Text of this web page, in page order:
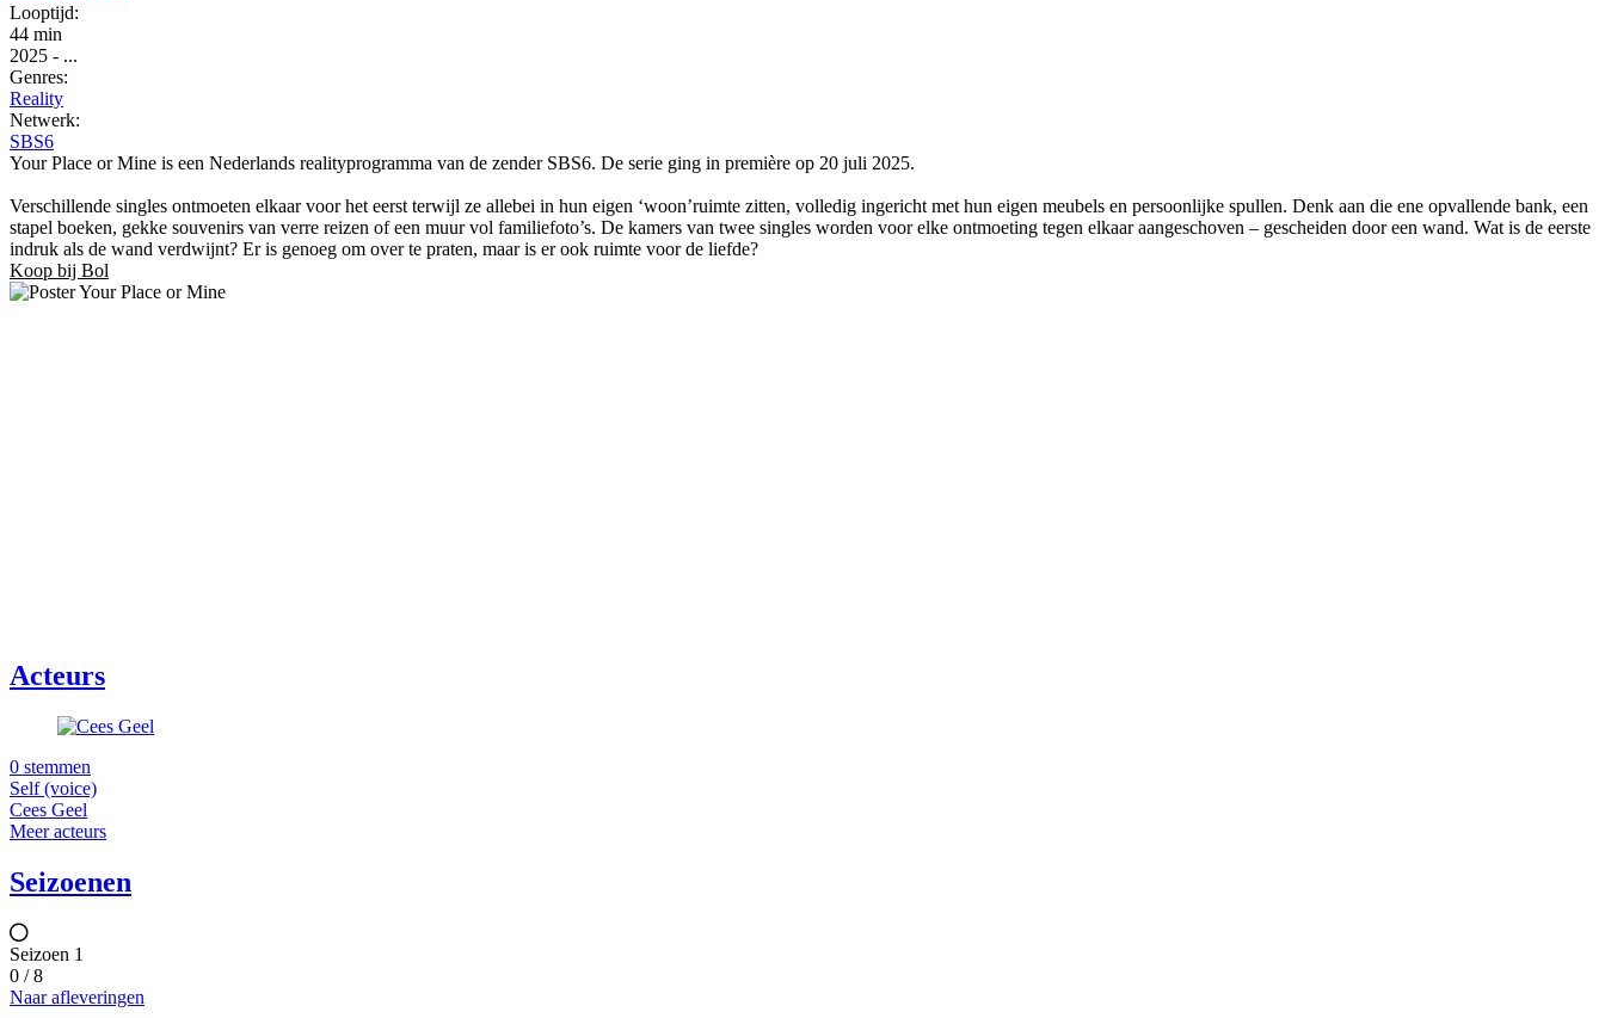
Looptijd:
44 min
2025 - ...
Genres:
Reality
Netwerk:
SBS6
Your Place or Mine is een Nederlands realityprogramma van de zender SBS6. De serie ging in première op 20 juli 2025.
Verschillende singles ontmoeten elkaar voor het eerst terwijl ze allebei in hun eigen ‘woon’ruimte zitten, volledig ingericht met hun eigen meubels en persoonlijke spullen. Denk aan die ene opvallende bank, een
stapel boeken, gekke souvenirs van verre reizen of een muur vol familiefoto’s. De kamers van twee singles worden voor elke ontmoeting tegen elkaar aangeschoven – gescheiden door een wand. Wat is de eerste
indruk als de wand verdwijnt? Er is genoeg om over te praten, maar is er ook ruimte voor de liefde?
Koop bij Bol
Acteurs
0 stemmen
Self (voice)
Cees Geel
Meer acteurs
Seizoenen
Seizoen 1
0 / 8
Naar afleveringen